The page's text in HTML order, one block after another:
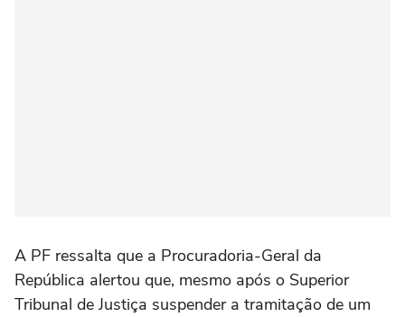
A PF ressalta que a Procuradoria-Geral da
República alertou que, mesmo após o Superior
Tribunal de Justiça suspender a tramitação de um